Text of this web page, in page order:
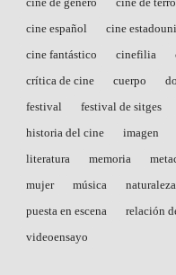
cine español
cine
cine fantástico
cinefilia
crítica de cine
cuerpo
festival
festival de sitges
historia del cine
imagen
literatura
memoria
mujer
música naturaleza
puesta en escena
relación
videoensayo